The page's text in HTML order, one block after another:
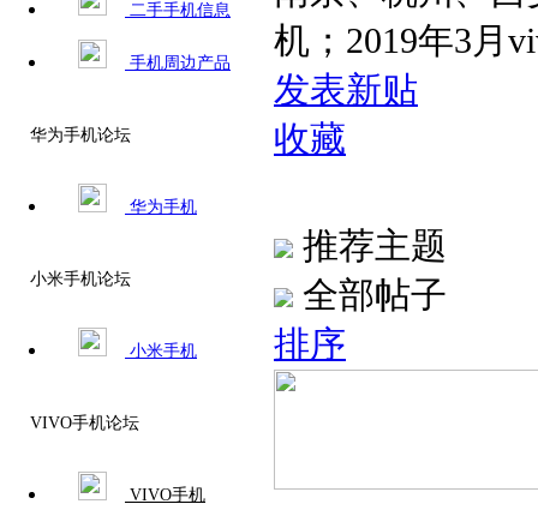
二手手机信息
手机周边产品
华为手机论坛
华为手机
小米手机论坛
小米手机
VIVO手机论坛
VIVO手机
机；2019年3月
发表新贴
收藏
推荐主题
全部帖子
排序